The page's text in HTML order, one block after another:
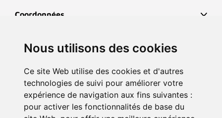
Nous utilisons des cookies
Ce site Web utilise des cookies et d'autres
technologies de suivi pour améliorer votre
expérience de navigation aux fins suivantes :
pour activer les fonctionnalités de base du
Anti-mousse
Nettoyage de toiture (résine hydrofuge)
Demande de devis
Coordonnées
Liens Utiles
Service de couverture.